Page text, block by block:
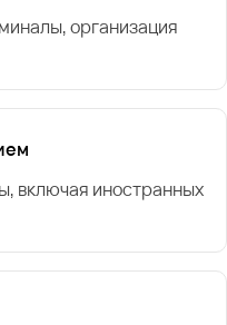
организация
включая иностранных